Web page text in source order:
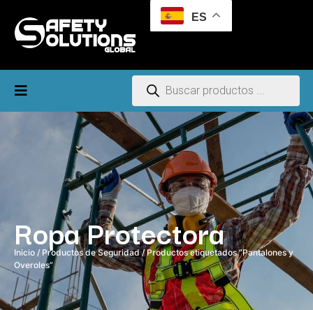
ES
Ropa Protectora
Inicio / Productos de Seguridad/ Productos etiquetados “Pantalones y
Overoles”